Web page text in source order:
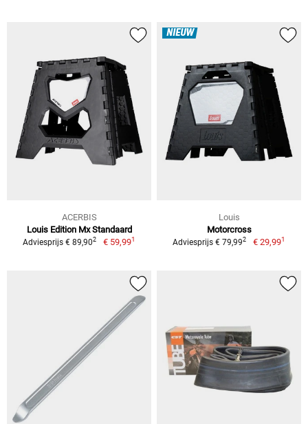
ACERBIS
Louis Edition Mx Standaard
Adviesprijs € 89,902 € 59,991
NIEUW
Louis
Motorcross
Adviesprijs € 79,992 € 29,991